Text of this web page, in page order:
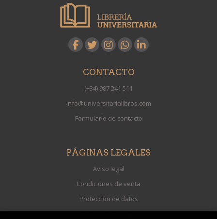
CONTACTO
(+34) 987 241 511
info@universitarialibros.com
Formulario de contacto
PÁGINAS LEGALES
Aviso legal
Condiciones de venta
Protección de datos
Política de Cookies